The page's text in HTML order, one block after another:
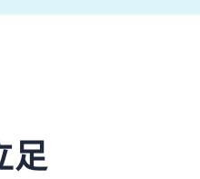
足